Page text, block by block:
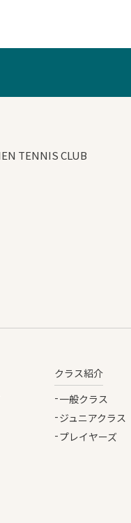
クラス紹介
一般クラス
ジュニアクラス
プレイヤーズ